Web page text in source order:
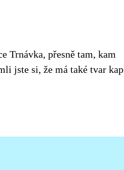
Trnávka, přesně tam, kam
jste si, že má také tvar